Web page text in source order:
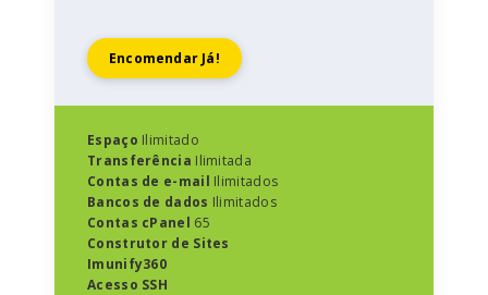
Encomendar Já!
Espaço Ilimitado
Transferência Ilimitada
Contas de e-mail Ilimitados
Bancos de dados Ilimitados
Contas cPanel 65
Construtor de Sites
Imunify360
Acesso SSH